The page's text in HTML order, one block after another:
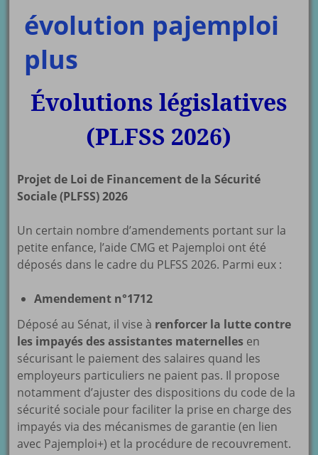
évolution pajemploi
plus
Évolutions législatives
(PLFSS 2026)
Projet de Loi de Financement de la Sécurité
Sociale (PLFSS) 2026
Un certain nombre d’amendements portant sur la
petite enfance, l’aide CMG et Pajemploi ont été
déposés dans le cadre du PLFSS 2026. Parmi eux :
Amendement n°1712
Déposé au Sénat, il vise à renforcer la lutte contre
les impayés des assistantes maternelles en
sécurisant le paiement des salaires quand les
employeurs particuliers ne paient pas. Il propose
notamment d’ajuster des dispositions du code de la
sécurité sociale pour faciliter la prise en charge des
impayés via des mécanismes de garantie (en lien
avec Pajemploi+) et la procédure de recouvrement.